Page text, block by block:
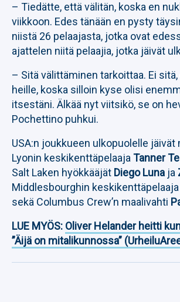
– Tiedätte, että välitän, koska en
viikkoon. Edes tänään en pysty
niistä 26 pelaajasta, jotka ovat
ajattelen niitä pelaajia, jotka jäivät
– Sitä välittäminen tarkoittaa. Ei
heille, koska silloin kyse olisi
itsestäni. Älkää nyt viitsikö, se on
Pochettino puhkui.
USA:n joukkueen ulkopuolelle jäivät
Lyonin keskikenttäpelaaja Tanner
Salt Laken hyökkääjät Diego Luna ja
Middlesbourghin keskikenttäpelaaja
sekä Columbus Crew’n maalivahti
LUE MYÖS: Oliver Helander heitti
”Äijä on mitalikunnossa”